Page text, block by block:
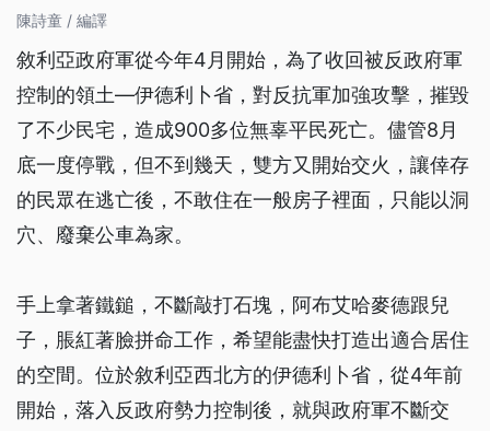
陳詩童 / 編譯
敘利亞政府軍從今年4月開始，為了收回被反政府軍
控制的領土—伊德利卜省，對反抗軍加強攻擊，摧毀
了不少民宅，造成900多位無辜平民死亡。儘管8月
底一度停戰，但不到幾天，雙方又開始交火，讓倖存
的民眾在逃亡後，不敢住在一般房子裡面，只能以洞
穴、廢棄公車為家。
手上拿著鐵鎚，不斷敲打石塊，阿布艾哈麥德跟兒
子，脹紅著臉拼命工作，希望能盡快打造出適合居住
的空間。位於敘利亞西北方的伊德利卜省，從4年前
開始，落入反政府勢力控制後，就與政府軍不斷交